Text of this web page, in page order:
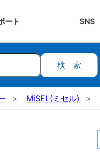
ート SNS
検索
MiSEL(ミセル)